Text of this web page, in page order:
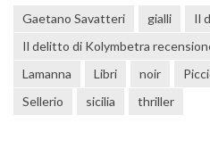
Gaetano Savatteri gialli
Il
Il delitto di Kolymbetra
Lamanna
Libri noir
Sellerio
sicilia thriller